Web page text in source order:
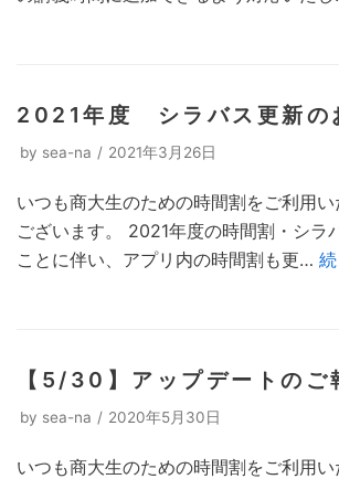
2021年度 シラバス更新の
by sea-na 2021年3月26日
いつも商大生のための時間割をご利用い
ございます。 2021年度の時間割・シラ
ことに伴い、アプリ内の時間割も更…
【5/30】アップデートのご
by sea-na 2020年5月30日
いつも商大生のための時間割をご利用い